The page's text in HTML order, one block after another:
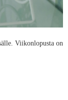
Viikonlopusta on